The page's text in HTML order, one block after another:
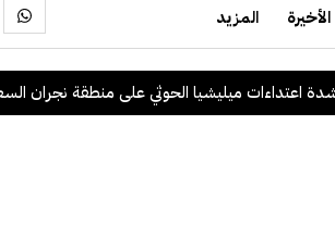
الأخيرة المزيد
ميليشيا الحوثي على منطقة نجران السعودية